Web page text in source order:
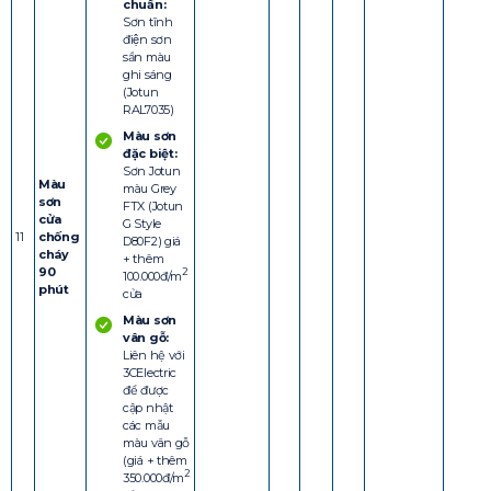
11
Màu
sơn
cửa
chống
cháy
90
phút
chuẩn:
Sơn tĩnh
điện sơn
sần màu
ghi sáng
(Jotun
RAL7035)
Màu sơn
đặc biệt:
Sơn Jotun
màu Grey
FTX (Jotun
G Style
D80F2) giá
+ thêm
100.000đ/m2
cửa
Màu sơn
vân gỗ:
Liên hệ với
3CElectric
để được
cập nhật
các mẫu
màu vân gỗ
(giá + thêm
350.000đ/m2